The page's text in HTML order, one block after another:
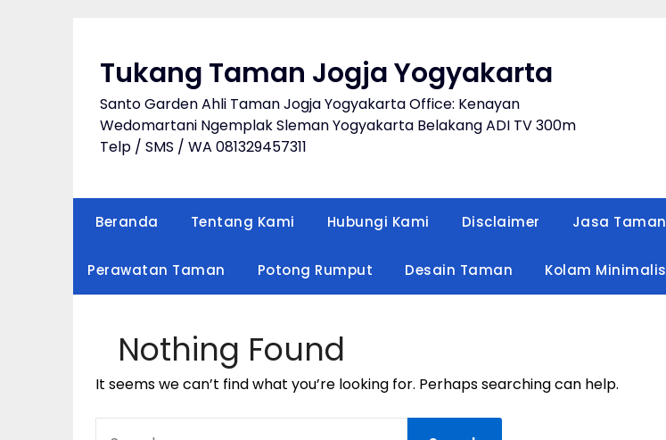
Tukang Taman Jogja Yogyakarta
Santo Garden Ahli Taman Jogja Yogyakarta Office: Kenayan
Wedomartani Ngemplak Sleman Yogyakarta Belakang ADI TV 300m
Telp / SMS / WA 081329457311
Beranda Tentang Kami Hubungi Kami Disclaimer Jasa Taman
Perawatan Taman Potong Rumput Desain Taman Kolam Minimalis
Nothing Found
It seems we can’t find what you’re looking for. Perhaps searching can help.